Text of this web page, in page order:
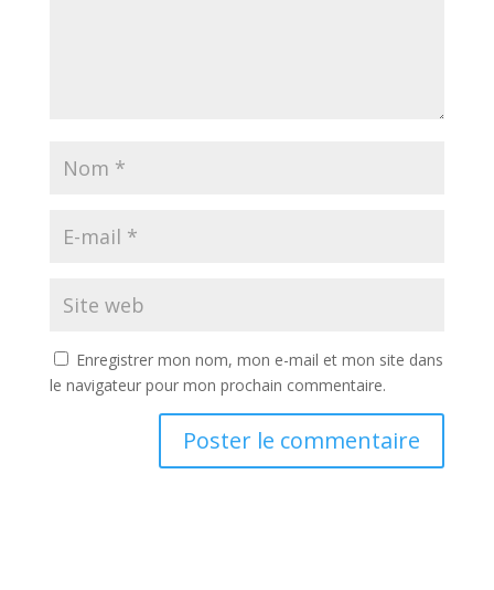
Enregistrer mon nom, mon e-mail et mon site dans
le navigateur pour mon prochain commentaire.